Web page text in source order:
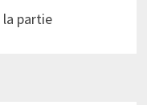
partie